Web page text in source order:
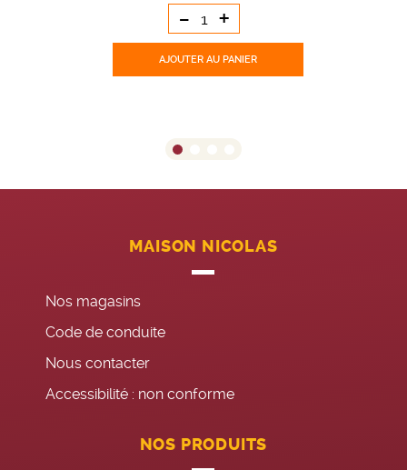
- +
AJOUTER AU PANIER
MAISON NICOLAS
Nos magasins
Code de conduite
Nous contacter
Accessibilité : non conforme
NOS PRODUITS